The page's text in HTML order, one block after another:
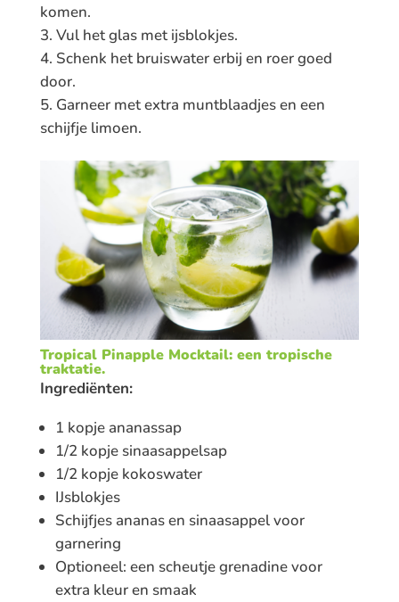
komen.
Vul het glas met ijsblokjes.
Schenk het bruiswater erbij en roer goed
door.
Garneer met extra muntblaadjes en een
schijfje limoen.
Tropical Pinapple Mocktail: een tropische
traktatie.
Ingrediënten:
1 kopje ananassap
1/2 kopje sinaasappelsap
1/2 kopje kokoswater
IJsblokjes
Schijfjes ananas en sinaasappel voor
garnering
Optioneel: een scheutje grenadine voor
extra kleur en smaak